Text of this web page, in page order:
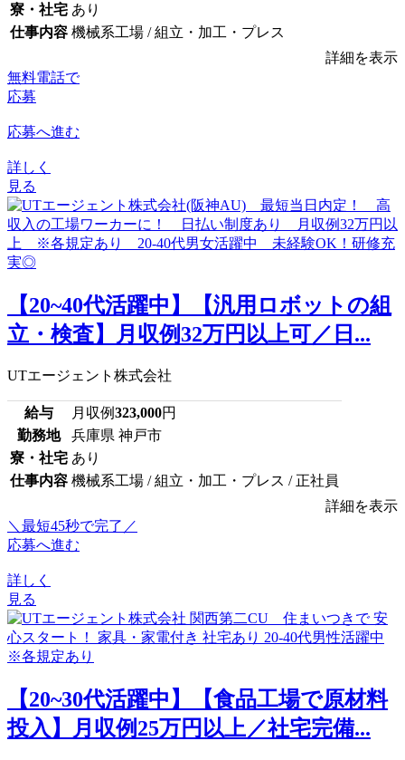
寮・社宅 あり
仕事内容 機械系工場 / 組立・加工・プレス
詳細を表示
無料電話で
応募
応募へ進む
詳しく
見る
【20~40代活躍中】【汎用ロボットの組
立・検査】月収例32万円以上可／日...
UTエージェント株式会社
給与 月収例323,000円
勤務地
兵庫県 神戸市
寮・社宅 あり
仕事内容 機械系工場 / 組立・加工・プレス / 正社員
詳細を表示
＼最短45秒で完了／
応募へ進む
詳しく
見る
【20~30代活躍中】【食品工場で原材料
投入】月収例25万円以上／社宅完備...